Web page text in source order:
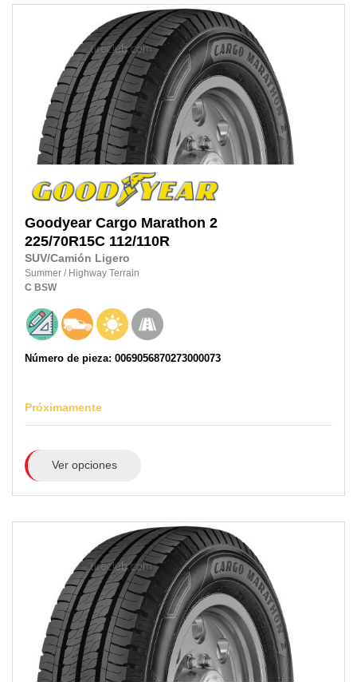
Goodyear Cargo Marathon 2
225/70R15C 112/110R
SUV/Camión Ligero
Summer / Highway Terrain
C BSW
Número de pieza: 0069056870273000073
Próximamente
Ver opciones